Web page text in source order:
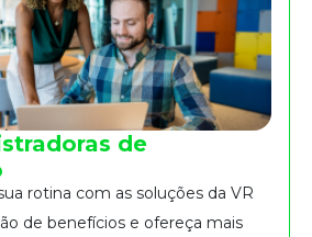
de
rotina com as soluções da VR
de benefícios e ofereça mais